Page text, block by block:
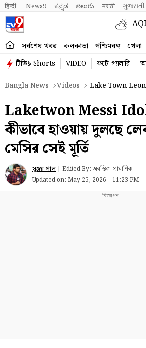
हिन्दी News9 ಕನ್ನಡ తెలుగు मराठी ગુજરાતી
AQI
সর্বশেষ খবর কলকাতা পশ্চিমবঙ্গ খেলা
টিভি৯ Shorts VIDEO ফটো গ্যালারি
Bangla News
Videos Lake Town
Laketwon Messi
কীভাবে হাওয়ায় দুলছে
মেসির সেই মূর্তি
সুজয় পাল | Edited By: অবন্তিকা প্রামাণিক
Updated on: May 25, 2026 | 11:23 PM